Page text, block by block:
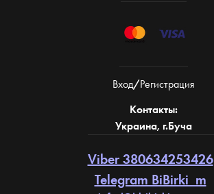
Вход/Регистрация
Контакты:
Украина, г.Буча
Viber 380634253426
Telegram BiBirki_m